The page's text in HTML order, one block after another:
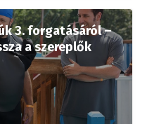
3. forgatásáról –
a szereplők